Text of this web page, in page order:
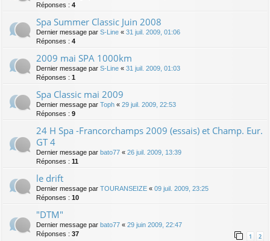
Réponses : 4
Spa Summer Classic Juin 2008
Dernier message par S-Line « 31 juil. 2009, 01:06
Réponses : 4
2009 mai SPA 1000km
Dernier message par S-Line « 31 juil. 2009, 01:03
Réponses : 1
Spa Classic mai 2009
Dernier message par Toph « 29 juil. 2009, 22:53
Réponses : 9
24 H Spa -Francorchamps 2009 (essais) et Champ. Eur.
GT 4
Dernier message par bato77 « 26 juil. 2009, 13:39
Réponses : 11
le drift
Dernier message par TOURANSEIZE « 09 juil. 2009, 23:25
Réponses : 10
"DTM"
Dernier message par bato77 « 29 juin 2009, 22:47
Réponses : 37 1 2